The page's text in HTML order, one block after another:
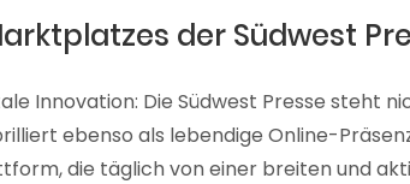
der Südwest
Innovation: Die Südwest Presse steht
ebenso als lebendige Online-
die täglich von einer breiten und